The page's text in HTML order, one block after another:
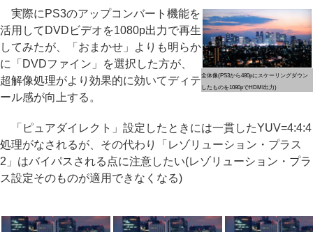
全体像(PS3から480pにスケーリングダウン
したものを1080pでHDMI出力)
実際にPS3のアップコンバート機能を
活用してDVDビデオを1080p出力で再生
してみたが、「おまかせ」よりも明らか
に「DVDファイン」を選択した方が、
超解像処理がより効果的に効いてディテ
ール感が向上する。
「ピュアダイレクト」設定したときには一貫したYUV=4:4:4
処理がなされるが、その代わり「レゾリューション・プラス
2」はバイパスされる点に注意したい(レゾリューション・プラ
ス設定そのものが適用できなくなる)